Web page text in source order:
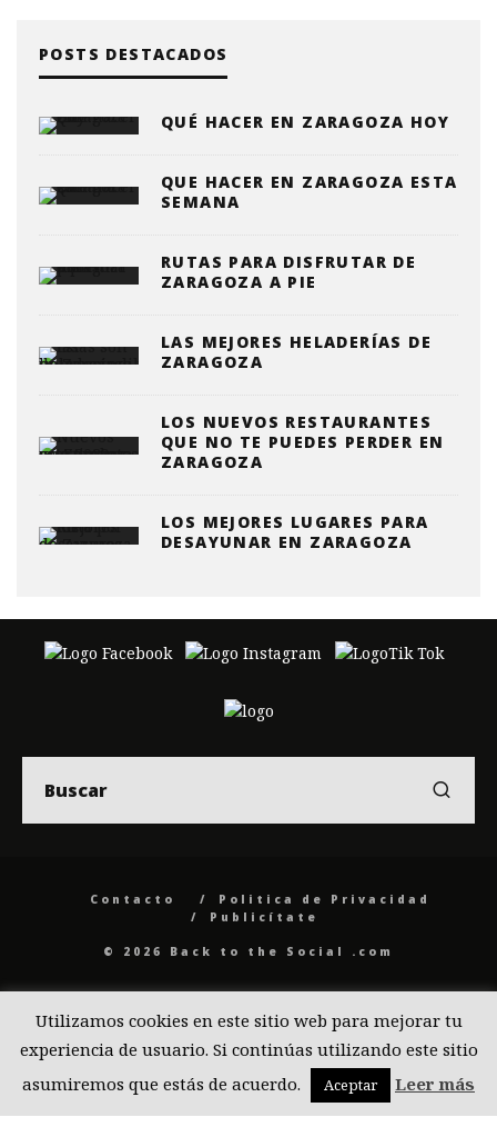
POSTS DESTACADOS
QUÉ HACER EN ZARAGOZA HOY
QUE HACER EN ZARAGOZA ESTA
SEMANA
RUTAS PARA DISFRUTAR DE
ZARAGOZA A PIE
LAS MEJORES HELADERÍAS DE
ZARAGOZA
LOS NUEVOS RESTAURANTES
QUE NO TE PUEDES PERDER EN
ZARAGOZA
LOS MEJORES LUGARES PARA
DESAYUNAR EN ZARAGOZA
Contacto
Politica de Privacidad
Publicítate
© 2026 Back to the Social .com
Utilizamos cookies en este sitio web para mejorar tu
experiencia de usuario. Si continúas utilizando este sitio
asumiremos que estás de acuerdo.
Aceptar Leer más